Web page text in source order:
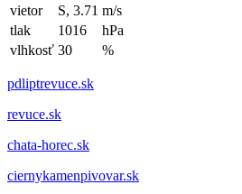
vietor
S, 3.71 m/s
tlak
1016
hPa
vlhkosť 30 %
pdliptrevuce.sk
revuce.sk
chata-horec.sk
ciernykamenpivovar.sk